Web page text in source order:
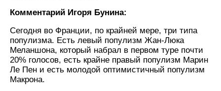
Комментарий Игоря Бунина:
Сегодня во Франции, по крайней мере, три типа
популизма. Есть левый популизм Жан-Люка
Меланшона, который набрал в первом туре почти
20% голосов, есть крайне правый популизм Марин
Ле Пен и есть молодой оптимистичный популизм
Макрона.